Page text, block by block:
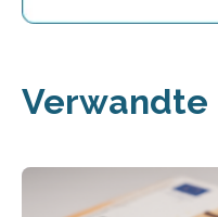
Verwandte